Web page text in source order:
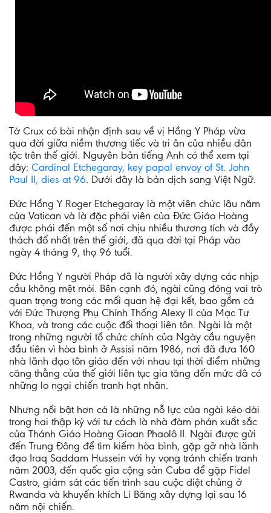
Tờ Crux có bài nhận định sau về vị Hồng Y Pháp vừa
qua đời giữa niềm thương tiếc và tri ân của nhiều dân
tộc trên thế giới. Nguyên bản tiếng Anh có thể xem tại
đây: Cardinal Etchegaray, key papal envoy of St. John
Paul II, dies at 96. Dưới đây là bản dịch sang Việt Ngữ.
Đức Hồng Y Roger Etchegaray là một viên chức lâu năm
của Vatican và là đặc phái viên của Đức Giáo Hoàng
được phái đến một số nơi chịu nhiều thương tích và đầy
thách đố nhất trên thế giới, đã qua đời tại Pháp vào
ngày 4 tháng 9, thọ 96 tuổi.
Đức Hồng Y người Pháp đã là người xây dựng các nhịp
cầu không mệt mỏi. Bên cạnh đó, ngài cũng đóng vai trò
quan trọng trong các mối quan hệ đại kết, bao gồm cả
với Đức Thượng Phụ Chính Thống Alexy II của Mạc Tư
Khoa, và trong các cuộc đối thoại liên tôn. Ngài là một
trong những người tổ chức chính của Ngày cầu nguyện
đầu tiên vì hòa bình ở Assisi năm 1986, nơi đã đưa 160
nhà lãnh đạo tôn giáo đến với nhau tại thời điểm những
căng thẳng của thế giới liên tục gia tăng đến mức đã có
những lo ngại chiến tranh hạt nhân.
Nhưng nổi bật hơn cả là những nỗ lực của ngài kéo dài
trong hai thập kỷ với tư cách là nhà đàm phán xuất sắc
của Thánh Giáo Hoàng Gioan Phaolô II. Ngài được gửi
đến Trung Đông để tìm kiếm hòa bình, gặp gỡ nhà lãnh
đạo Iraq Saddam Hussein với hy vọng tránh chiến tranh
năm 2003, đến quốc gia cộng sản Cuba để gặp Fidel
Castro, giám sát các tiến trình sau cuộc diệt chủng ở
Rwanda và khuyến khích Li Băng xây dựng lại sau 16
năm nội chiến.